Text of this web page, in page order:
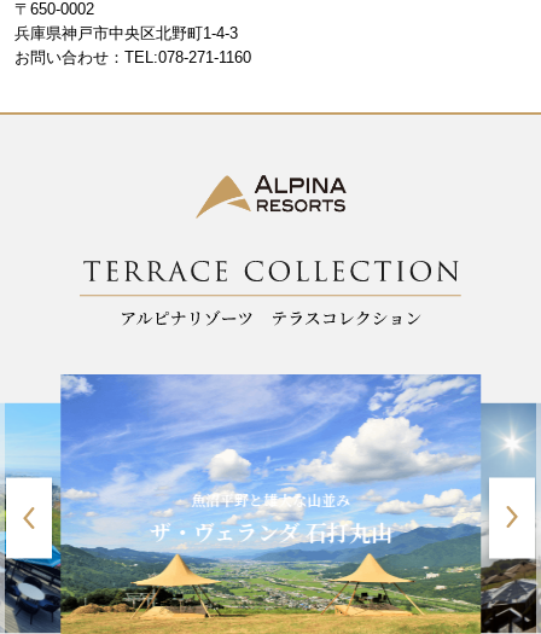
〒650-0002
兵庫県神戸市中央区北野町1-4-3
お問い合わせ：TEL:078-271-1160
魚沼平野と雄大な山並み
ザ・ヴェランダ 石打丸山